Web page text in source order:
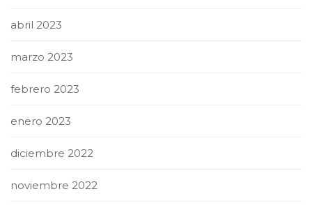
abril 2023
marzo 2023
febrero 2023
enero 2023
diciembre 2022
noviembre 2022